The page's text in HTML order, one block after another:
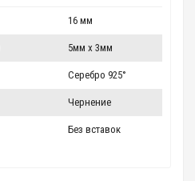
16 мм
5мм x 3мм
Серебро 925°
Чернение
Без вставок